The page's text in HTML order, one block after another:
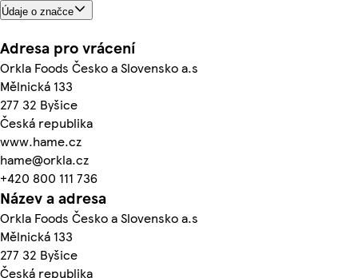
Údaje o značce
Adresa pro vrácení
Orkla Foods Česko a Slovensko a.s
Mělnická 133
277 32 Byšice
Česká republika
www.hame.cz
hame@orkla.cz
+420 800 111 736
Název a adresa
Orkla Foods Česko a Slovensko a.s
Mělnická 133
277 32 Byšice
Česká republika